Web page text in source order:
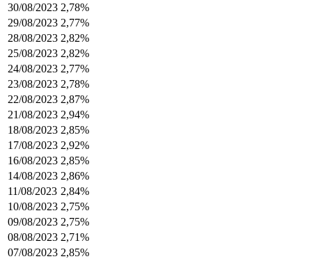
30/08/2023 2,78%
29/08/2023 2,77%
28/08/2023 2,82%
25/08/2023 2,82%
24/08/2023 2,77%
23/08/2023 2,78%
22/08/2023 2,87%
21/08/2023 2,94%
18/08/2023 2,85%
17/08/2023 2,92%
16/08/2023 2,85%
14/08/2023 2,86%
11/08/2023 2,84%
10/08/2023 2,75%
09/08/2023 2,75%
08/08/2023 2,71%
07/08/2023 2,85%